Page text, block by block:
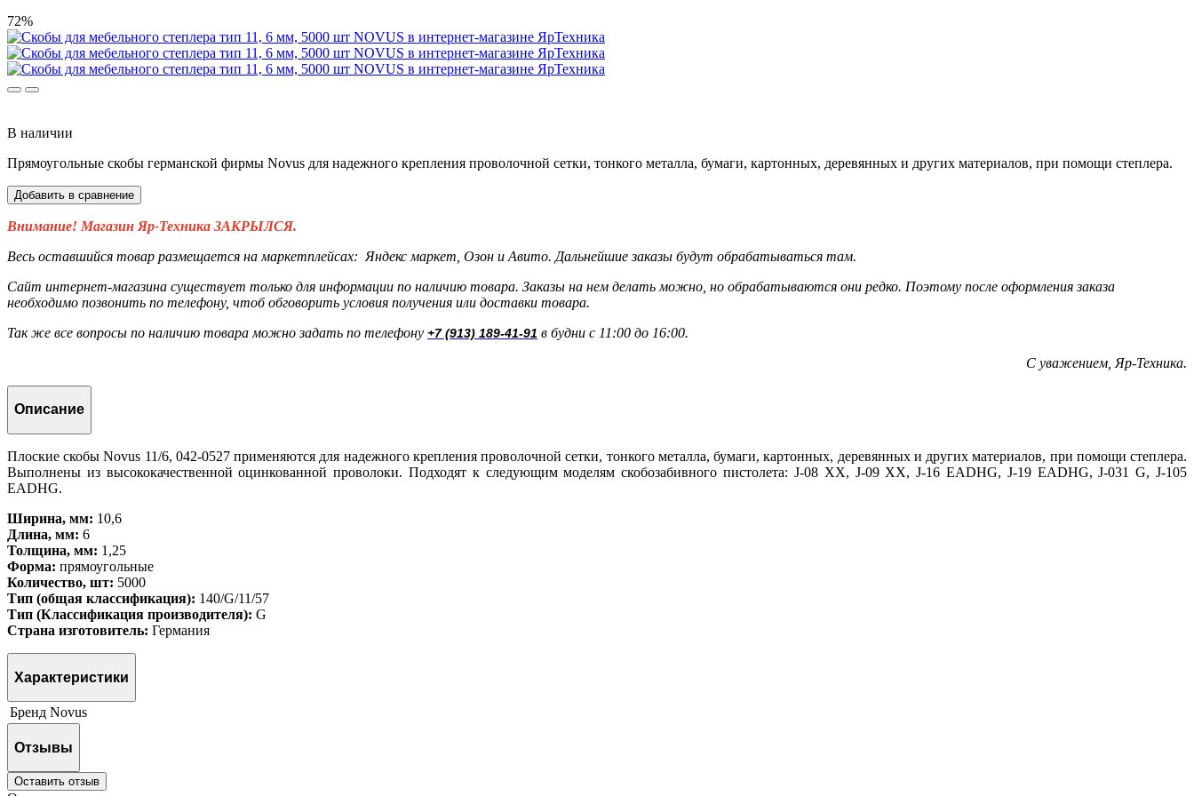
72%
В наличии
Прямоугольные скобы германской фирмы Novus для надежного крепления проволочной сетки, тонкого металла, бумаги, картонных, деревянных и других материалов, при помощи степлера.
Добавить в сравнение
Внимание! Магазин Яр-Техника ЗАКРЫЛСЯ.
Весь оставшийся товар размещается на маркетплейсах: Яндекс маркет, Озон и Авито. Дальнейшие заказы будут обрабатываться там.
Сайт интернет-магазина существует только для информации по наличию товара. Заказы на нем делать можно, но обрабатываются они редко. Поэтому после оформления заказа
необходимо позвонить по телефону, чтоб обговорить условия получения или доставки товара.
Так же все вопросы по наличию товара можно задать по телефону +7 (913) 189-41-91 в будни с 11:00 до 16:00.
С уважением, Яр-Техника.
Описание
Плоские скобы Novus 11/6, 042-0527 применяются для надежного крепления проволочной сетки, тонкого металла, бумаги, картонных, деревянных и других материалов, при помощи степлера.
Выполнены из высококачественной оцинкованной проволоки. Подходят к следующим моделям скобозабивного пистолета: J-08 XX, J-09 XX, J-16 EADHG, J-19 EADHG, J-031 G, J-105
EADHG.
Ширина, мм: 10,6
Длина, мм: 6
Толщина, мм: 1,25
Форма: прямоугольные
Количество, шт: 5000
Тип (общая классификация): 140/G/11/57
Тип (Классификация производителя): G
Страна изготовитель: Германия
Характеристики
Бренд Novus
Отзывы
Оставить отзыв